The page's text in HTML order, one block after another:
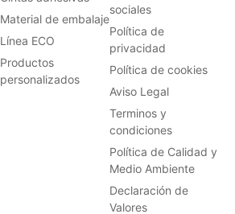
Material de embalaje
Línea ECO
Productos
personalizados
sociales
Política de
privacidad
Política de cookies
Aviso Legal
Terminos y
condiciones
Política de Calidad y
Medio Ambiente
Declaración de
Valores